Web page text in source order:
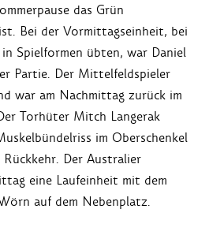
das Grün
Bei der Vormittagseinheit, bei
Spielformen übten, war Daniel
Partie. Der Mittelfeldspieler
war am Nachmittag zurück im
Torhüter Mitch Langerak
im Oberschenkel
Der Australier
eine Laufeinheit mit dem
auf dem Nebenplatz.